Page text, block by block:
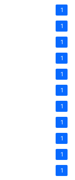
1
1
1
1
1
1
1
1
1
1
1